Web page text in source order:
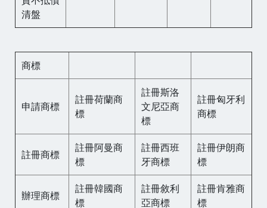
清盤
商標
申請商標
註冊荷蘭商
標
註冊斯洛
文尼亞商
標
註冊匈牙利
商標
註冊商標
註冊阿曼商
標
註冊西班
牙商標
註冊伊朗商
標
辦理商標
註冊韓國商
標
註冊敘利
亞商標
註冊肯雅商
標